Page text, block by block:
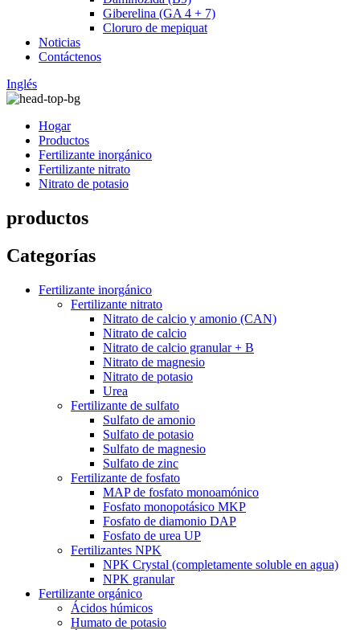
Giberelina (GA 4 + 7)
Cloruro de mepiquat
Noticias
Contáctenos
Inglés
Hogar
Productos
Fertilizante inorgánico
Fertilizante nitrato
Nitrato de potasio
productos
Categorías
Fertilizante inorgánico
Fertilizante nitrato
Nitrato de calcio y amonio (CAN)
Nitrato de calcio
Nitrato de calcio granular + B
Nitrato de magnesio
Nitrato de potasio
Urea
Fertilizante de sulfato
Sulfato de amonio
Sulfato de potasio
Sulfato de magnesio
Sulfato de zinc
Fertilizante de fosfato
MAP de fosfato monoamónico
Fosfato monopotásico MKP
Fosfato de diamonio DAP
Fosfato de urea UP
Fertilizantes NPK
NPK Crystal (completamente soluble en agua)
NPK granular
Fertilizante orgánico
Ácidos húmicos
Humato de potasio